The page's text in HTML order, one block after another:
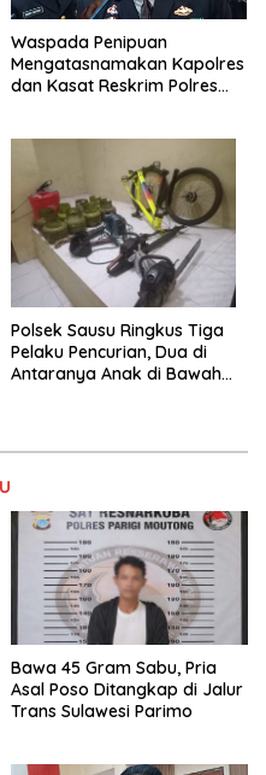
Waspada Penipuan
Mengatasnamakan Kapolres
dan Kasat Reskrim Polres
Polsek Sausu Ringkus Tiga
Pelaku Pencurian, Dua di
Antaranya Anak di Bawah
Bawa 45 Gram Sabu, Pria
Asal Poso Ditangkap di Jalur
Trans Sulawesi Parimo